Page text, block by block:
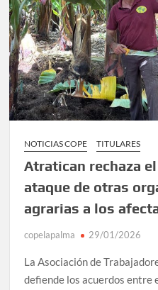
NOTICIAS COPE TITULARES
Atratican rechaza
ataque de otras
agrarias a los
copelapalma 29/01/2026
La Asociación de
defiende los acuerdos entre